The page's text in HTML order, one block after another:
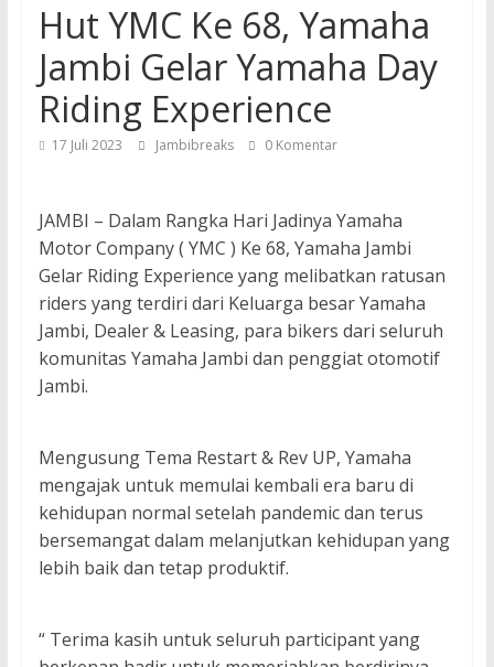
Hut YMC Ke 68, Yamaha
Jambi Gelar Yamaha Day
Riding Experience
17 Juli 2023 Jambibreaks 0 Komentar
JAMBI – Dalam Rangka Hari Jadinya Yamaha
Motor Company ( YMC ) Ke 68, Yamaha Jambi
Gelar Riding Experience yang melibatkan ratusan
riders yang terdiri dari Keluarga besar Yamaha
Jambi, Dealer & Leasing, para bikers dari seluruh
komunitas Yamaha Jambi dan penggiat otomotif
Jambi.
Mengusung Tema Restart & Rev UP, Yamaha
mengajak untuk memulai kembali era baru di
kehidupan normal setelah pandemic dan terus
bersemangat dalam melanjutkan kehidupan yang
lebih baik dan tetap produktif.
“ Terima kasih untuk seluruh participant yang